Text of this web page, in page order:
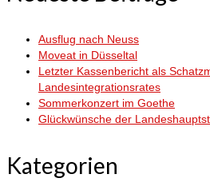
Ausflug nach Neuss
Moveat in Düsseltal
Letzter Kassenbericht als
Landesintegrationsrates
Sommerkonzert im Goethe
Glückwünsche der
Kategorien